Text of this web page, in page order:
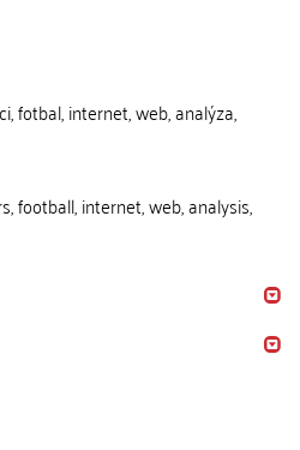
fotbal, internet, web, analýza,
football, internet, web, analysis,